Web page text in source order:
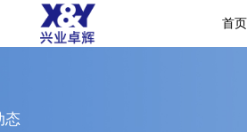
首页
态